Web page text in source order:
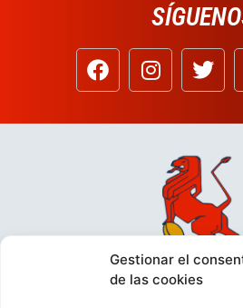
Gestionar el
de las cookies